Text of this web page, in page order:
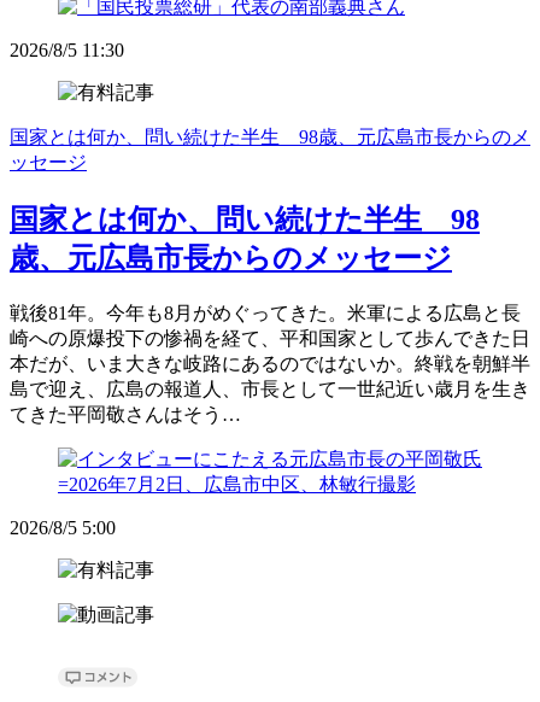
2026/8/5 11:30
国家とは何か、問い続けた半生 98歳、元広島市長からのメ
ッセージ
国家とは何か、問い続けた半生 98
歳、元広島市長からのメッセージ
戦後81年。今年も8月がめぐってきた。米軍による広島と長
崎への原爆投下の惨禍を経て、平和国家として歩んできた日
本だが、いま大きな岐路にあるのではないか。終戦を朝鮮半
島で迎え、広島の報道人、市長として一世紀近い歳月を生き
てきた平岡敬さんはそう…
2026/8/5 5:00